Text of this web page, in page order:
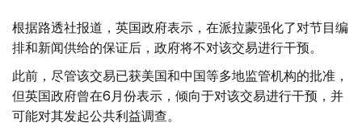
根据路透社报道，英国政府表示，在派拉蒙强化了对节目编
排和新闻供给的保证后，政府将不对该交易进行干预。
此前，尽管该交易已获美国和中国等多地监管机构的批准，
但英国政府曾在6月份表示，倾向于对该交易进行干预，并
可能对其发起公共利益调查。